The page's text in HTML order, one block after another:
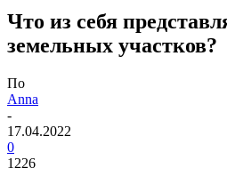
Что из себя
земельных участков?
По
Anna
-
17.04.2022
0
1226